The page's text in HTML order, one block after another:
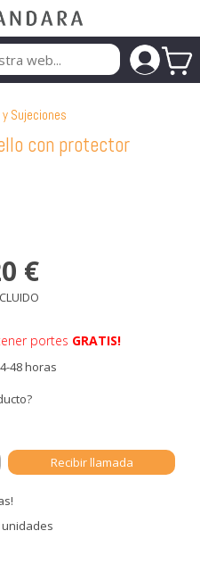
Sujeciones
con protector
unidades
€
portes GRATIS!
48 horas